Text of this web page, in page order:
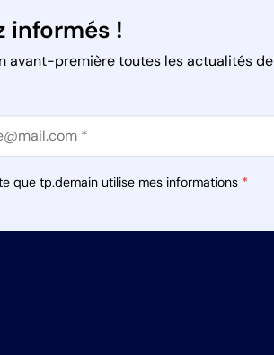
informés !
avant-première toutes les actualités de
que tp.demain utilise mes informations *